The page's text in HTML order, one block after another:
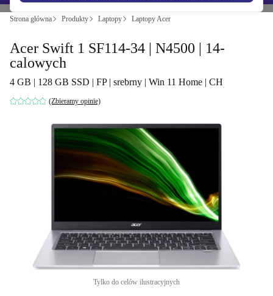
Strona główna Produkty Laptopy Laptopy Acer
Acer Swift 1 SF114-34 | N4500 | 14-
calowych
4 GB | 128 GB SSD | FP | srebrny | Win 11 Home | CH
(Zbieramy opinie)
Tylko do celów ilustracyjnych